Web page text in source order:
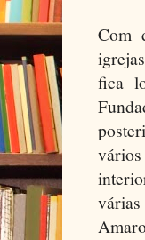
Com
fica